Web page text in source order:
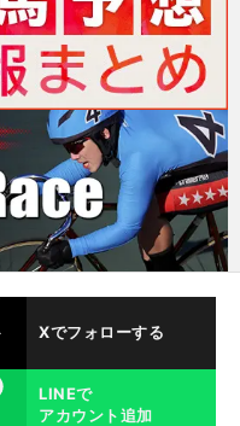
Xでフォローする
LINEで
アカウント追加